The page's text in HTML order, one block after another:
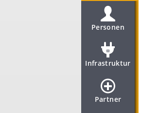
Personen
Infrastruktur
Partner